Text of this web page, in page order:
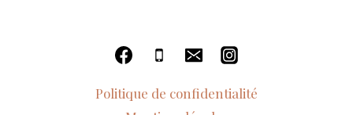
Politique de confidentialité